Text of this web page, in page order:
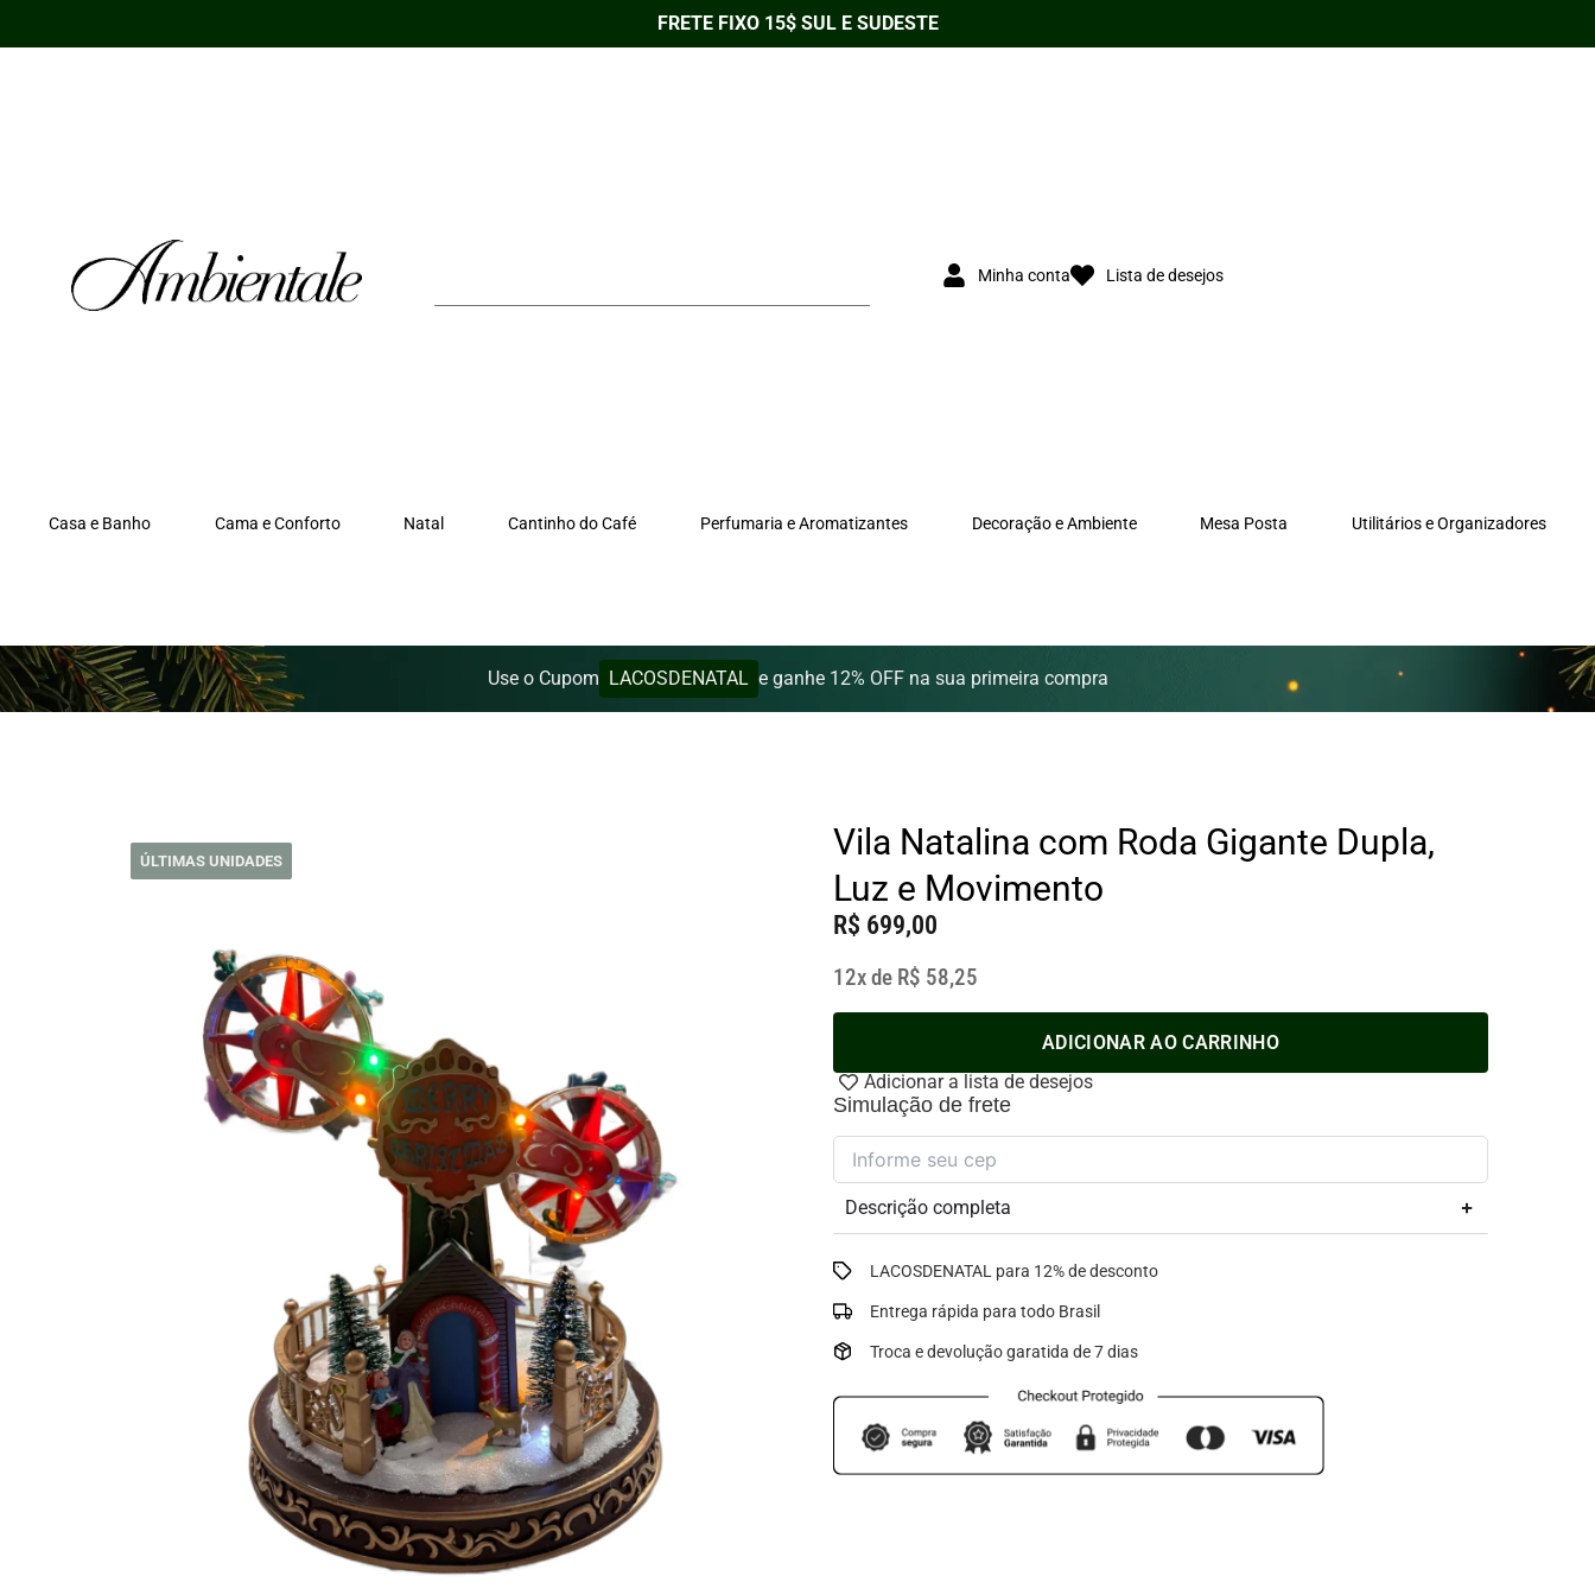
FRETE FIXO 15$ SUL E SUDESTE
Minha conta Lista de desejos
Casa e Banho Cama e Conforto Natal Cantinho do Café Perfumaria e Aromatizantes Decoração e Ambiente Mesa Posta Utilitários e Organizadores
Use o Cupom LACOSDENATAL e ganhe 12% OFF na sua primeira compra
ÚLTIMAS UNIDADES
Vila Natalina com Roda Gigante Dupla,
Luz e Movimento
R$ 699,00
12x de R$ 58,25
com
Roda
Gigante
Dupla,
Luz
e
Movimento
quantidade
ADICIONAR AO CARRINHO
Adicionar a lista de desejos
Simulação de frete
Descrição completa
LACOSDENATAL para 12% de desconto
Entrega rápida para todo Brasil
Troca e devolução garatida de 7 dias
Dupla,